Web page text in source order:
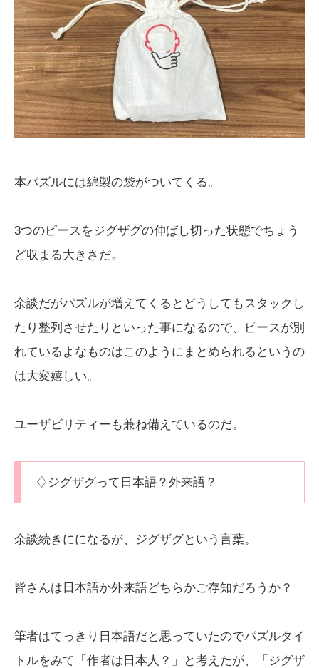
本パズルには綿製の袋がついてくる。
3つのピースをジグザグの伸ばし切った状態でちょう
ど収まる大きさだ。
余談だがパズルが増えてくるとどうしてもスタックし
たり整列させたりといった事になるので、ピースが別
れているよなものはこのようにまとめられるというの
は大変嬉しい。
ユーザビリティーも兼ね備えているのだ。
♢ジグザグって日本語？外来語？
余談続きにになるが、ジグザグという言葉。
皆さんは日本語か外来語どちらかご存知だろうか？
筆者はてっきり日本語だと思っていたのでパズルタイ
トルをみて「作者は日本人？」と考えたが、「ジグザ